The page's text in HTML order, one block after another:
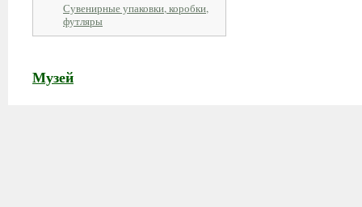
Сувенирные упаковки, коробки,
футляры
Музей